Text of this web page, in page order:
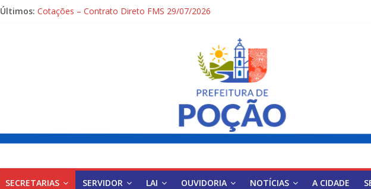
Últimos: Cotações – Contrato Direto FMS 29/07/2026
Processo Seletivo Simplificado para Gestores Escolares da Rede Municipal
Processo Seletivo Simplificado Secretaria de Saúde
SECRETARIAS SERVIDOR LAI OUVIDORIA NOTÍCIAS A CIDADE